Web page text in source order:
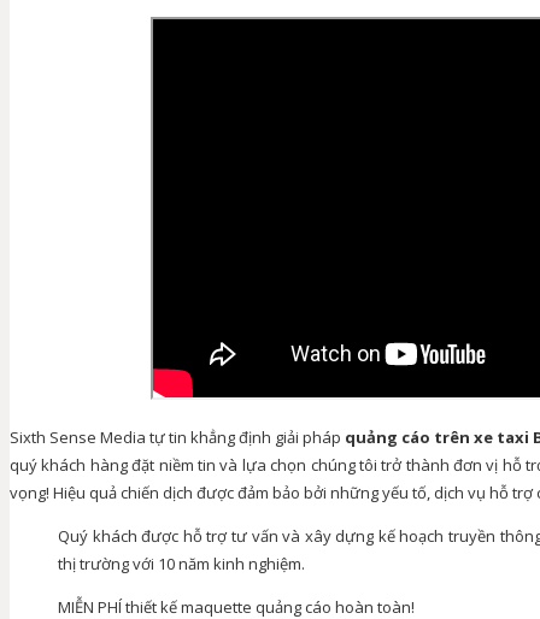
Sixth Sense Media tự tin khẳng định giải pháp quảng cáo trên xe taxi
quý khách hàng đặt niềm tin và lựa chọn chúng tôi trở thành đơn vị hỗ
vọng! Hiệu quả chiến dịch được đảm bảo bởi những yếu tố, dịch vụ hỗ
Quý khách được hỗ trợ tư vấn và xây dựng kế hoạch truyền
thị trường với 10 năm kinh nghiệm.
MIỄN PHÍ thiết kế maquette quảng cáo hoàn toàn!